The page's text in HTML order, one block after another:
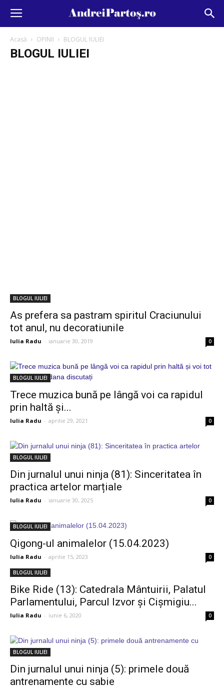
Acasă OPINII BLOGUL IULIEI
BLOGUL IULIEI
BLOGUL IULIEI
As prefera sa pastram spiritul Craciunului
tot anul, nu decoratiunile
Iulia Radu - ianuarie 30, 2019 0
BLOGUL IULIEI
Trece muzica bună pe lângă voi ca rapidul
prin haltă și...
Iulia Radu - aprilie 29, 2021 0
BLOGUL IULIEI
Din jurnalul unui ninja (81): Sinceritatea în
practica artelor marțiale
Iulia Radu - ianuarie 30, 2025 0
BLOGUL IULIEI
Qigong-ul animalelor (15.04.2023)
Iulia Radu - aprilie 15, 2023 0
BLOGUL IULIEI
Bike Ride (13): Catedrala Mântuirii, Palatul
Parlamentului, Parcul Izvor și Cișmigiu...
Iulia Radu - iunie 6, 2020 0
BLOGUL IULIEI
Din jurnalul unui ninja (5): primele două
antrenamente cu sabie